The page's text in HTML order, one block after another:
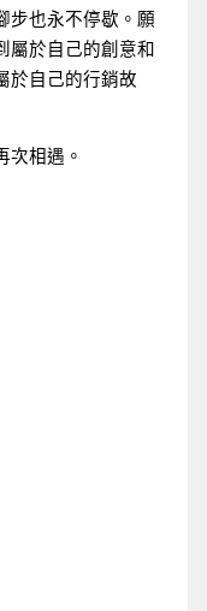
步也永不停歇。願
屬於自己的創意和
於自己的行銷故
次相遇。